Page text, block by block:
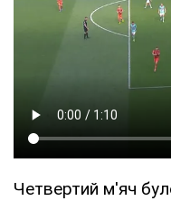
Четвертий м'яч